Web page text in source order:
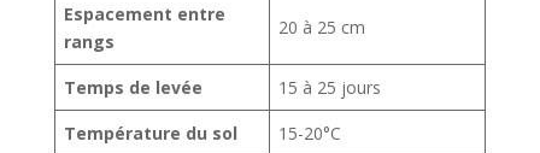
Espacement entre
rangs
20 à 25 cm
Temps de levée
15 à 25 jours
Température du sol
15-20°C